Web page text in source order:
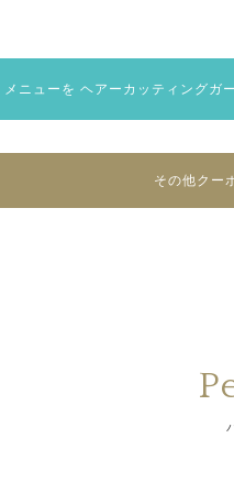
ニューを ヘアーカッティングガ
その他クー